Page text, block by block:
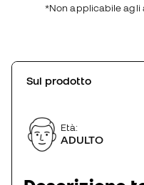
*Non applicabile agli
Sul prodotto
Età:
ADULTO